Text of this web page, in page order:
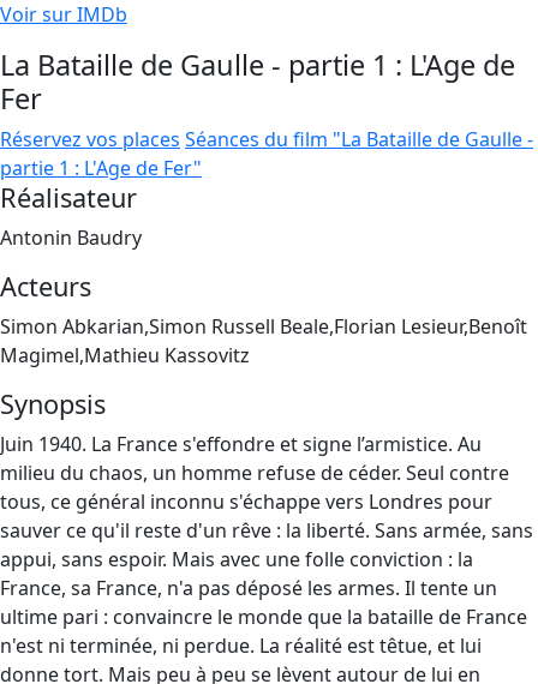
Voir sur IMDb
La Bataille de Gaulle - partie 1 : L'Age de
Fer
Réservez vos places Séances du film "La Bataille de Gaulle -
partie 1 : L'Age de Fer"
Réalisateur
Antonin Baudry
Acteurs
Simon Abkarian,Simon Russell Beale,Florian Lesieur,Benoît
Magimel,Mathieu Kassovitz
Synopsis
Juin 1940. La France s'effondre et signe l’armistice. Au
milieu du chaos, un homme refuse de céder. Seul contre
tous, ce général inconnu s'échappe vers Londres pour
sauver ce qu'il reste d'un rêve : la liberté. Sans armée, sans
appui, sans espoir. Mais avec une folle conviction : la
France, sa France, n'a pas déposé les armes. Il tente un
ultime pari : convaincre le monde que la bataille de France
n'est ni terminée, ni perdue. La réalité est têtue, et lui
donne tort. Mais peu à peu se lèvent autour de lui en